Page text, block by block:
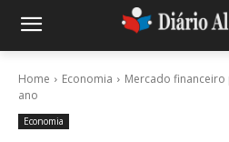
Home Economia
Mercado
ano
Economia